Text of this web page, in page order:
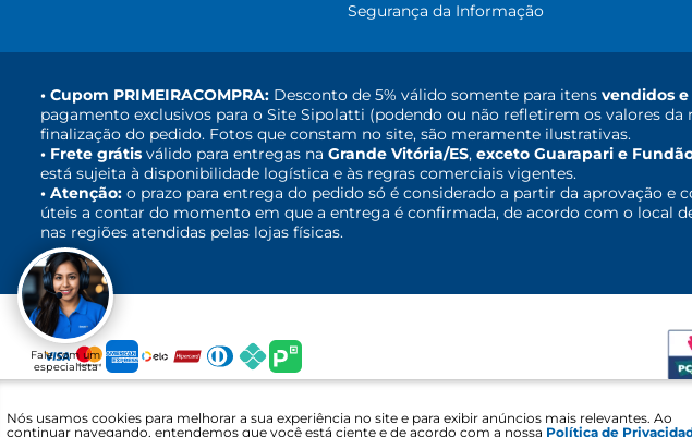
Segurança da Informação
• Cupom PRIMEIRACOMPRA: Desconto de 5% válido somente para itens vendidos
pagamento exclusivos para o Site Sipolatti (podendo ou não refletirem os valores
finalização do pedido. Fotos que constam no site, são meramente ilustrativas.
• Frete grátis válido para entregas na Grande Vitória/ES, exceto Guarapari e
está sujeita à disponibilidade logística e às regras comerciais vigentes.
• Atenção: o prazo para entrega do pedido só é considerado a partir da aprovação
úteis a contar do momento em que a entrega é confirmada, de acordo com o local
nas regiões atendidas pelas lojas físicas.
Sipolatti. © 2016 - 2025 - CNPJ: 30.689.848/0051-08 - Lojas Sipolatti Comércio e
Nós usamos cookies para melhorar a sua experiência no site e para exibir anúncios mais relevantes. Ao
continuar navegando, entendemos que você está ciente e de acordo com a nossa Política de
Fale com um
especialista